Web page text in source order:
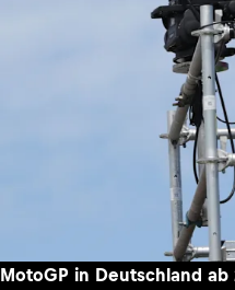
MotoGP in Deutschland ab